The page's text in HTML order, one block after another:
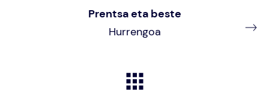
Prentsa eta beste
Hurrengoa